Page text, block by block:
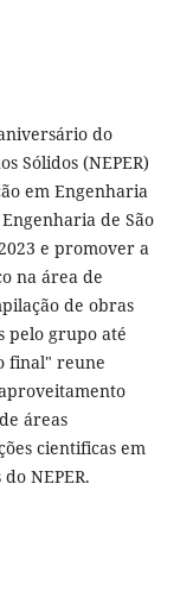
do
Sólidos (NEPER)
em Engenharia
de São
e promover a
na área de
de obras
pelo grupo até
final" reune
áreas
cientificas em
NEPER.